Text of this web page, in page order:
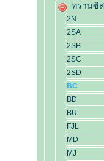
ทรานซิส
2N
2SA
2SB
2SC
2SD
BC
BD
BU
FJL
MD
MJ